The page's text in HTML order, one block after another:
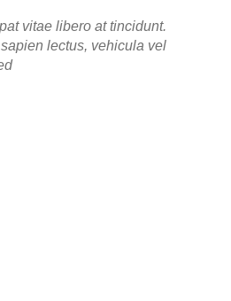
vitae libero at tincidunt.
lectus, vehicula vel